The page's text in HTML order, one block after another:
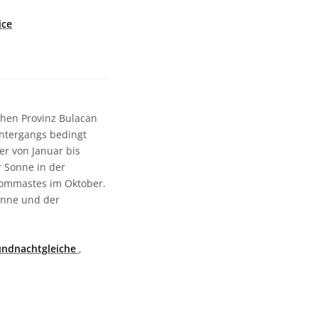
Provinz Bulacan
bedingt
von Januar bis
Sonne in der
im Oktober.
und der
,